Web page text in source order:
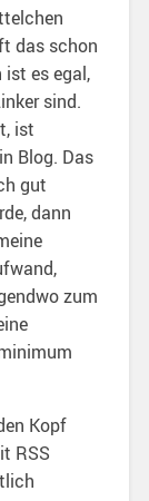
das schon
es egal,
sind.
ist
Blog. Das
gut
dann
zum
Kopf
RSS